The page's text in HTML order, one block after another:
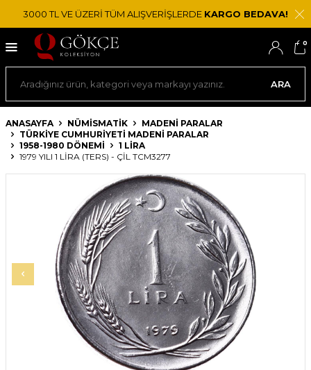
3000 TL VE ÜZERİ TÜM ALIŞVERİŞLERDE KARGO BEDAVA!
ARA
0
ANASAYFA NÜMİSMATİK
MADENI PARALAR
TÜRKIYE CUMHURIYETI MADENI PARALAR
1958-1980 DÖNEMI
1 LIRA
1979 YILI 1 LIRA (TERS) - ÇİL TCM3277